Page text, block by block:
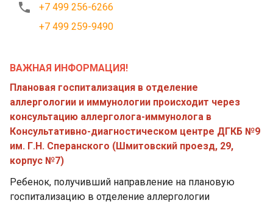
+7 499 256-6266
+7 499 259-9490
ВАЖНАЯ ИНФОРМАЦИЯ!
Плановая госпитализация в отделение
аллергологии и иммунологии происходит через
консультацию аллерголога-иммунолога в
Консультативно-диагностическом центре ДГКБ №9
им. Г.Н. Сперанского (Шмитовский проезд, 29,
корпус №7)
Ребенок, получивший направление на плановую
госпитализацию в отделение аллергологии